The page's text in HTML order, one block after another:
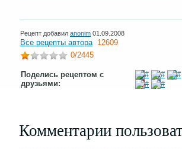
Рецепт добавил anonim 01.09.2008
Все рецепты автора 12609
0/2445
Поделись рецептом с
друзьями:
Комментарии